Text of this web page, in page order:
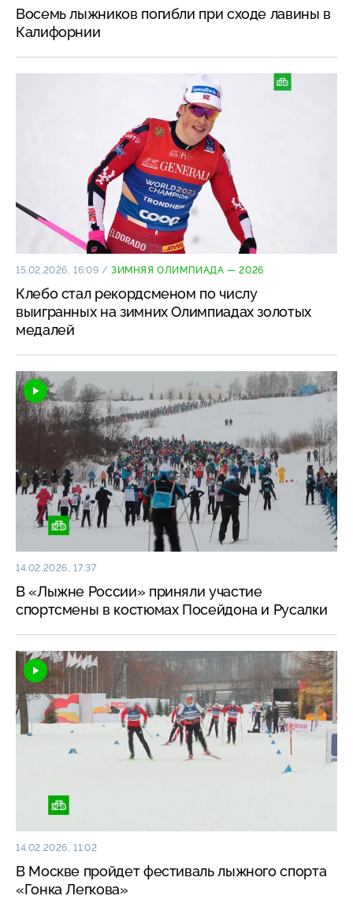
Восемь лыжников погибли при сходе лавины в
Калифорнии
15.02.2026, 16:09 /ЗИМНЯЯ ОЛИМПИАДА — 2026
Клебо стал рекордсменом по числу
выигранных на зимних Олимпиадах золотых
медалей
14.02.2026, 17:37
В «Лыжне России» приняли участие
спортсмены в костюмах Посейдона и Русалки
14.02.2026, 11:02
В Москве пройдет фестиваль лыжного спорта
«Гонка Легкова»